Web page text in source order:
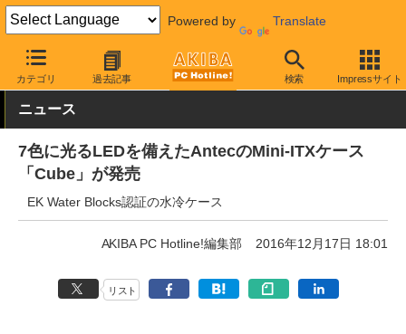
Powered by Translate
カテゴリ 過去記事 検索 Impressサイト
AKIBA PC Hotline! PCパーツ PCケース キューブ
ニュース
7色に光るLEDを備えたAntecのMini-ITXケース
「Cube」が発売
EK Water Blocks認証の水冷ケース
AKIBA PC Hotline!編集部 2016年12月17日 18:01
リスト